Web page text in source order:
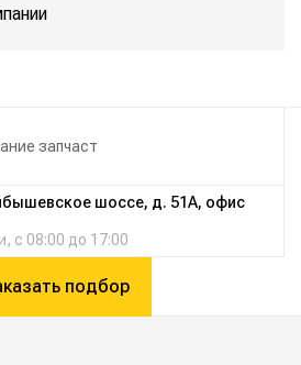
шоссе, д. 51А, офис
с 08:00 до 17:00
подбор